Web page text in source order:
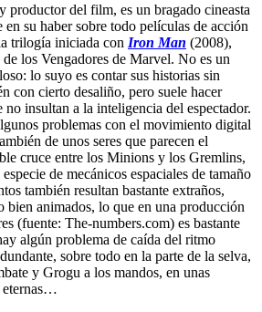
productor del film, es un bragado cineasta
su haber sobre todo películas de acción
trilogía iniciada con Iron Man (2008),
los Vengadores de Marvel. No es un
lo suyo es contar sus historias sin
con cierto desaliño, pero suele hacer
no insultan a la inteligencia del espectador.
problemas con el movimiento digital
de unos seres que parecen el
cruce entre los Minions y los Gremlins,
de mecánicos espaciales de tamaño
también resultan bastante extraños,
bien animados, lo que en una producción
(fuente: The-numbers.com) es bastante
algún problema de caída del ritmo
sobre todo en la parte de la selva,
y Grogu a los mandos, en unas
eternas…